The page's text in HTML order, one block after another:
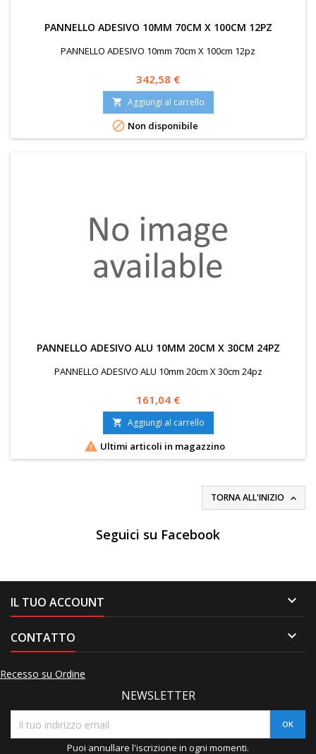
PANNELLO ADESIVO 10MM 70CM X 100CM 12PZ
PANNELLO ADESIVO 10mm 70cm X 100cm 12pz
Prezzo
342,58 €
 Aggiungi al carrello
 Non disponibile
PANNELLO ADESIVO ALU 10MM 20CM X 30CM 24PZ
PANNELLO ADESIVO ALU 10mm 20cm X 30cm 24pz
Prezzo
161,04 €
 Aggiungi al carrello
 Ultimi articoli in magazzino
TORNA ALL'INIZIO 
Seguici su Facebook
IL TUO ACCOUNT 
CONTATTO 
Recesso su Ordine
NEWSLETTER
Puoi annullare l'iscrizione in ogni momenti.